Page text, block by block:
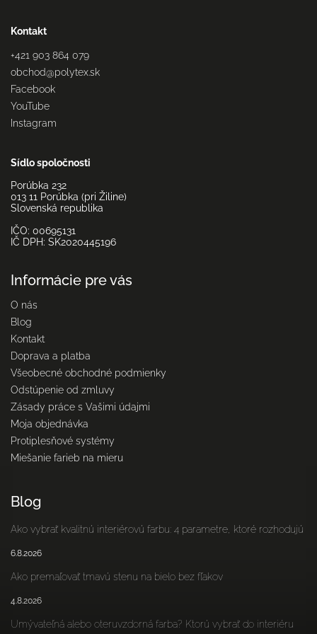
Kontakt
+421 903 864 079
obchod@polytex.sk
Facebook
YouTube
Instagram
Sídlo spoločnosti
Porúbka 232
013 11 Porúbka (pri Žiline)
Slovenská republika
IČO: 00695131
IČ DPH: SK2020445196
Informácie pre vás
O nás
Blog
Kontakt
Doprava a platba
Všeobecné obchodné podmienky
Odstúpenie od zmluvy
Zásady práce s Vašimi údajmi
Moja objednávka
Protiplesňové systémy
Miešanie farieb na mieru
Blog
Ako vybrať kvalitnú interiérovú farbu: 4 parametre, ktoré rozhodujú
6.8.2026
Ako premaľovať tmavú stenu na bielo bez fľakov
4.8.2026
Umývateľná alebo oteruvzdorná farba? Ktorú vybrať do interiéru